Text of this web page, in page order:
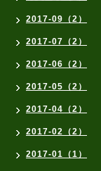
2017-09（2）
2017-07（2）
2017-06（2）
2017-05（2）
2017-04（2）
2017-02（2）
2017-01（1）